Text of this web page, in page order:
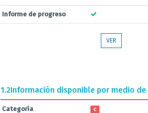
Informe de progreso
VER
1.2Información disponible por medio
Categoría C